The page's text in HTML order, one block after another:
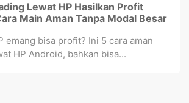
Lewat HP Hasilkan Profit
Main Aman Tanpa Modal Besar
emang bisa profit? Ini 5 cara aman
HP Android, bahkan bisa...